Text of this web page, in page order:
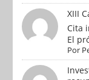
XIII
Cita
El
Por